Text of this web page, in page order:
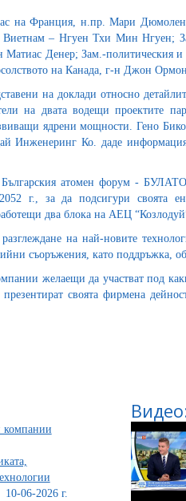
на Франция, н.пр. Мари
– Нгуен Тхи Мин Нгуен;
Матиас Денер; Зам.-политическия
на Канада, г-н Джон
на доклади относно
на двата водещи проектите
ядрени мощности. Гено
Ко. даде информация
Българския атомен форум -
г., за да подсигури своята
два блока на АЕЦ
на най-новите
съоръжения, като поддръжка,
желаещи да участват под
своята фирмена
компании
10-06-2026 г.